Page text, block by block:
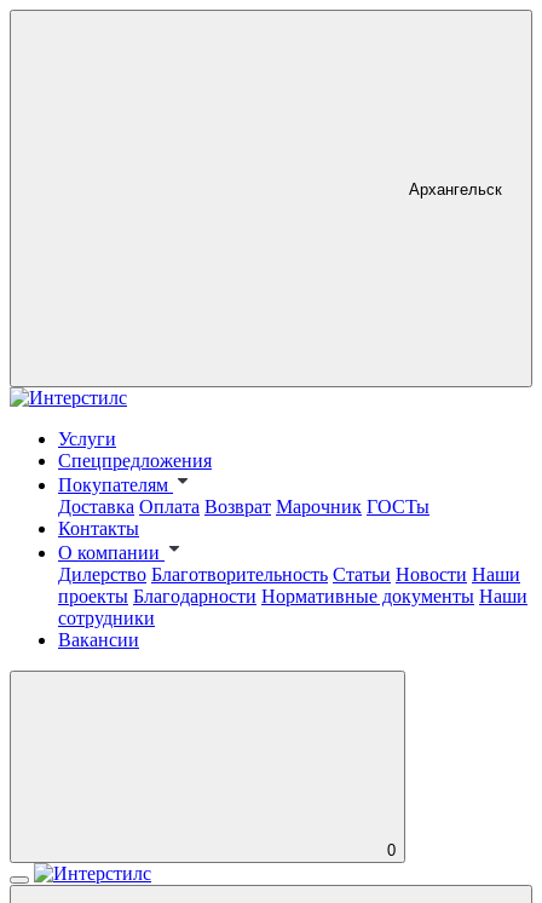
Архангельск
Услуги
Спецпредложения
Покупателям
Доставка Оплата Возврат Марочник ГОСТы
Контакты
О компании
Дилерство Благотворительность Статьи Новости Наши
проекты Благодарности Нормативные документы Наши
сотрудники
Вакансии
0